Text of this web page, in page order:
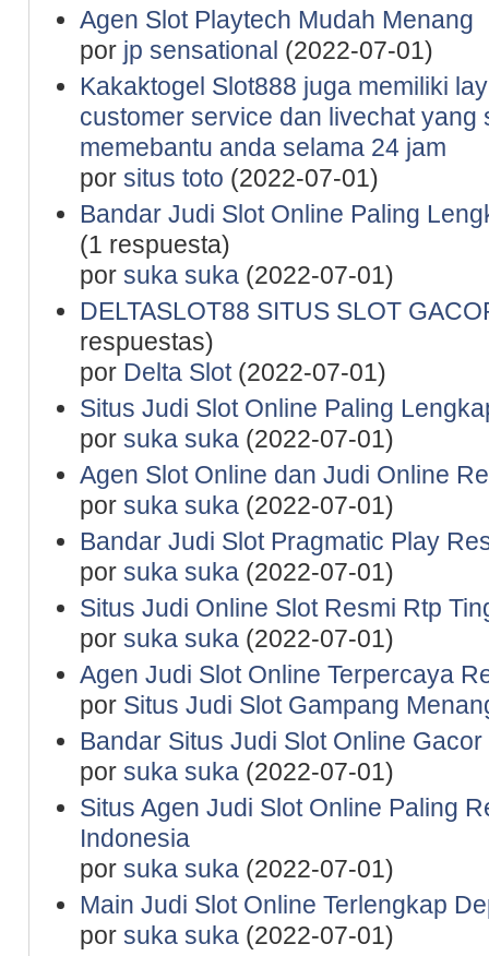
Agen Slot Playtech Mudah Menang
por jp sensational (2022-07-01)
Kakaktogel Slot888 juga memiliki
customer service dan livechat yang
memebantu anda selama 24 jam
por situs toto (2022-07-01)
Bandar Judi Slot Online Paling
(1 respuesta)
por suka suka(2022-07-01)
DELTASLOT88 SITUS SLOT
respuestas)
por Delta Slot(2022-07-01)
Situs Judi Slot Online Paling
por suka suka(2022-07-01)
Agen Slot Online dan Judi Online
por suka suka(2022-07-01)
Bandar Judi Slot Pragmatic Play
por suka suka(2022-07-01)
Situs Judi Online Slot Resmi Rtp
por suka suka(2022-07-01)
Agen Judi Slot Online Terpercaya
por Situs Judi Slot Gampang
Bandar Situs Judi Slot Online
por suka suka(2022-07-01)
Situs Agen Judi Slot Online Paling
Indonesia
por suka suka(2022-07-01)
Main Judi Slot Online Terlengkap
por suka suka(2022-07-01)